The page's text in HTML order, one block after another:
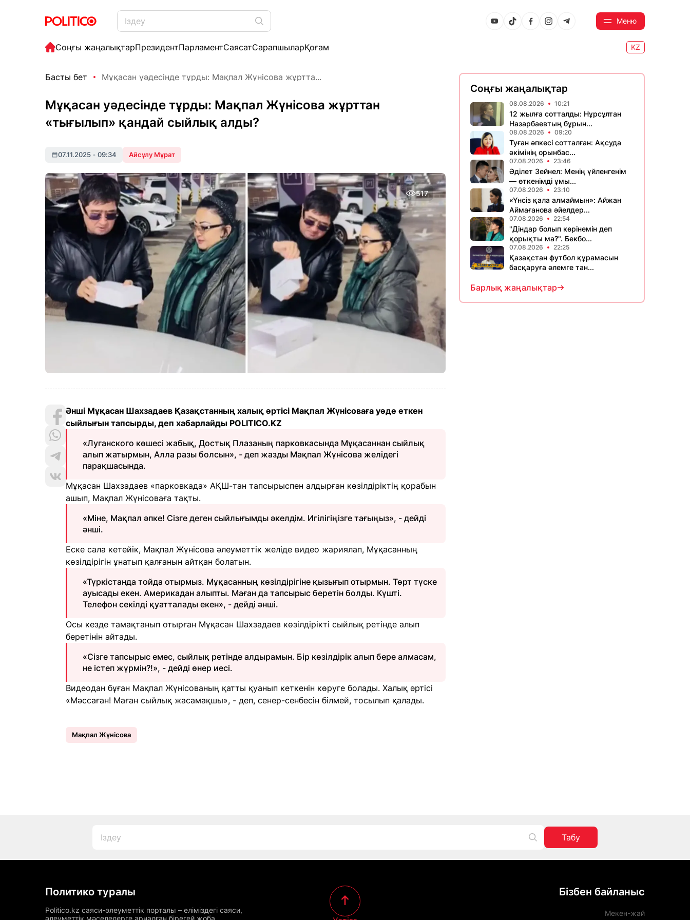
Меню
Соңғы жаңалықтарПрезидентПарламентСаясатСарапшыларҚоғам KZ
Басты бет Мұқасан уәдесінде тұрды: Мақпал Жүнісова жұртта...
Мұқасан уәдесінде тұрды: Мақпал Жүнісова жұрттан
«тығылып» қандай сыйлық алды?
07.11.2025 • 09:34 Айсұлу Мұрат
517
Әнші Мұқасан Шахзадаев Қазақстанның халық әртісі Мақпал Жүнісоваға уәде еткен
сыйлығын тапсырды, деп хабарлайды POLITICO.KZ
«Луганского көшесі жабық, Достық Плазаның парковкасында Мұқасаннан сыйлық
алып жатырмын, Алла разы болсын», - деп жазды Мақпал Жүнісова желідегі
парақшасында.
Мұқасан Шахзадаев «парковкада» АҚШ-тан тапсырыспен алдырған көзілдіріктің қорабын
ашып, Мақпал Жүнісоваға тақты.
«Міне, Мақпал әпке! Сізге деген сыйлығымды әкелдім. Игілігіңізге тағыңыз», - дейді
әнші.
Еске сала кетейік, Мақпал Жүнісова әлеуметтік желіде видео жариялап, Мұқасанның
көзілдірігін ұнатып қалғанын айтқан болатын.
«Түркістанда тойда отырмыз. Мұқасанның көзілдірігіне қызығып отырмын. Төрт түске
ауысады екен. Америкадан алыпты. Маған да тапсырыс беретін болды. Күшті.
Телефон секілді қуатталады екен», - дейді әнші.
Осы кезде тамақтанып отырған Мұқасан Шахзадаев көзілдірікті сыйлық ретінде алып
беретінін айтады.
«Сізге тапсырыс емес, сыйлық ретінде алдырамын. Бір көзілдірік алып бере алмасам,
не істеп жүрмін?!», - дейді өнер иесі.
Видеодан бұған Мақпал Жүнісованың қатты қуанып кеткенін көруге болады. Халық әртісі
«Мәссаған! Маған сыйлық жасамақшы», - деп, сенер-сенбесін білмей, тосылып қалады.
Мақпал Жүнісова
Соңғы жаңалықтар
08.08.2026 10:21
12 жылға сотталды: Нұрсұлтан
Назарбаевтың бұрын...
08.08.2026 09:20
Туған әпкесі сотталған: Ақсуда
әкімінің орынбас...
07.08.2026 23:46
Әділет Зейнел: Менің үйленгенім
— өткенімді ұмы...
07.08.2026 23:10
«Үнсіз қала алмаймын»: Айжан
Аймағанова әйелдер...
07.08.2026 22:54
"Діндар болып көрінемін деп
қорықты ма?". Бекбо...
07.08.2026 22:25
Қазақстан футбол құрамасын
басқаруға әлемге тан...
Барлық жаңалықтар
Табу
Политико туралы
Politico.kz саяси-әлеуметтік порталы – еліміздегі саяси,
әлеуметтік мәселелерге арналған бірегей жоба.
Бізбен байланыс
Мекен-жай